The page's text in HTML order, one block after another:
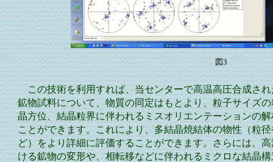
図3
この技術を利用すれば、当センターで高温高圧合成さ
鉱物試料について、物質の同定はもとより、粒子サイズ
晶方位、結晶粒界に伴われるミスオリエンテーションの
ことができます。これにより、多結晶焼結体の物性（粒
ど）をより詳細に評価することができます。さらには、
ける鉱物の変形や、相転移などに伴われるミクロな結晶